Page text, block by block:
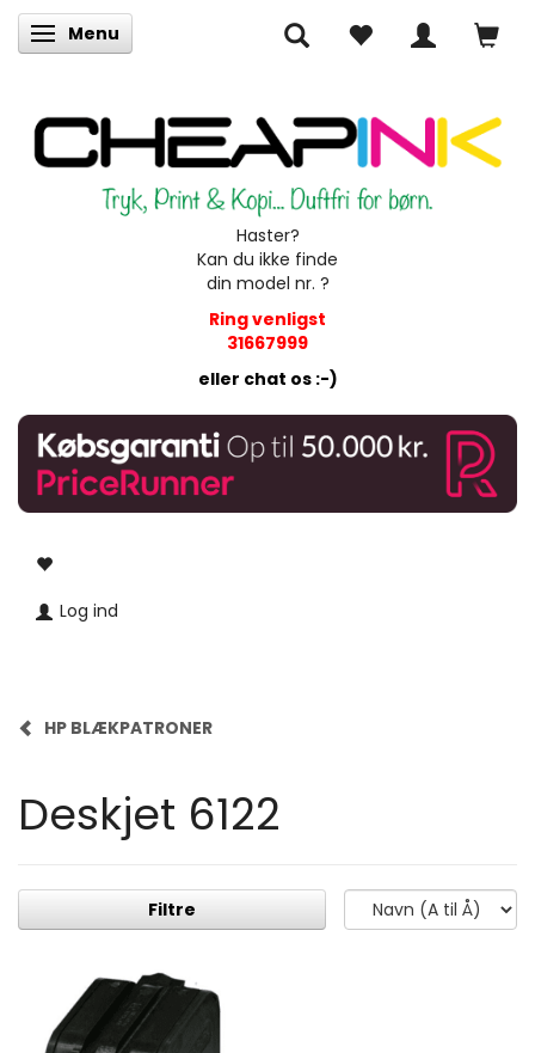
Skifte navigation
Menu
Haster?
Kan du ikke finde
din model nr. ?
Ring venligst
31667999
eller chat os :-)
Log ind
HP BLÆKPATRONER
Deskjet 6122
Filtre